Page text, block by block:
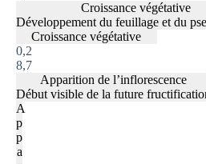
Croissance végétative
Développement du feuillage et du
Croissance végétative
0,2
8,7
Apparition de l’inflorescence
Début visible de la future
A
p
p
a